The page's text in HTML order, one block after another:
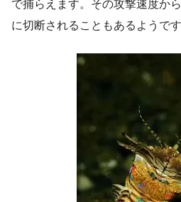
で捕らえます。その攻撃速度か
に切断されることもあるようです